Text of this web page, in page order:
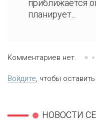
приближается
планирует...
Комментариев нет.
Войдите, чтобы
НОВОСТИ